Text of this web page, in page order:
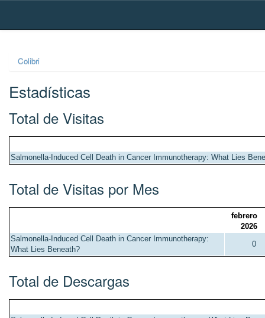
Skip
Colibri
Estadísticas
Total de Visitas
Salmonella-Induced Cell Death in Cancer Immunotherapy: What Lies
Total de Visitas por Mes
febrero
2026
Salmonella-Induced Cell Death in Cancer Immunotherapy:
What Lies Beneath?
0
Total de Descargas